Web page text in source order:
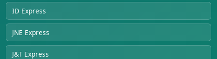
ID Express
JNE Express
J&T Express